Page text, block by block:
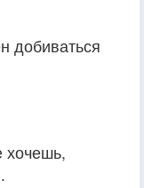
добиваться
хочешь,